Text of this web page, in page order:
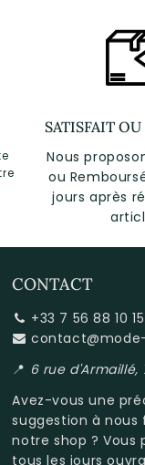
SATISFAIT
Nous
ou
jours après
CONTACT
+33 7 56 88 10 15
📍 6 rue d'Armaillé,
Avez-vous une
suggestion à
notre shop ? Vous
tous les jours